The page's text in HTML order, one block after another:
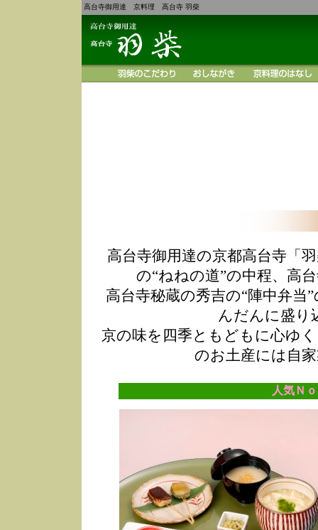
高台寺御用達 京料理 高台寺 羽柴
高台寺御用達の京都高台寺「
の“ねねの道”の中程、高
高台寺秘蔵の秀吉の“陣中弁
んだんに盛り
京の味を四季ともどもに心ゆ
のお土産には自
人気Ｎ